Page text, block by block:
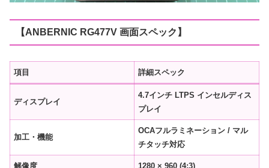
【ANBERNIC RG477V 画面スペック】
項目 詳細スペック
ディスプレイ
4.7インチ LTPS インセルディス
プレイ
加工・機能
OCAフルラミネーション / マル
チタッチ対応
解像度 1280 × 960 (4:3)